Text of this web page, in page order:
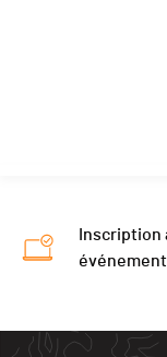
Inscription